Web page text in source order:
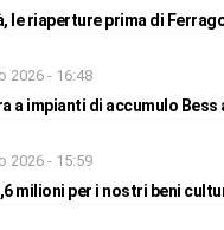
le riaperture prima di
2026 - 16:48
a impianti di accumulo Bess
2026 - 15:59
milioni per i nostri beni